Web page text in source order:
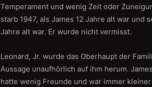
Temperament und wenig Zeit oder
starb 1947, als James 12 Jahre alt war und
Jahre alt war. Er wurde nicht vermisst.
Leonard, Jr. wurde das Oberhaupt der
Aussage unaufhörlich auf ihm herum.
hatte wenig Freunde und war immer